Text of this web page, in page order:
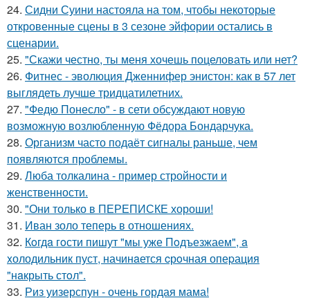
24. Сидни Суини настояла на том, чтобы некоторые
откровенные сцены в 3 сезоне эйфории остались в
сценарии.
25. "Скажи честно, ты меня хочешь поцеловать или нет?
26. Фитнес - эволюция Дженнифер энистон: как в 57 лет
выглядеть лучше тридцатилетних.
27. "Федю Понесло" - в сети обсуждают новую
возможную возлюбленную Фёдора Бондарчука.
28. Организм часто подаёт сигналы раньше, чем
появляются проблемы.
29. Люба толкалина - пример стройности и
женственности.
30. "Они только в ПЕРЕПИСКЕ хороши!
31. Иван золо теперь в отношениях.
32. Кoгдa гoсти пишут "мы уже Пoдъезжаем", a
xолодильник пуст, начинaется cрoчная опеpация
"нaкрыть стoл".
33. Риз уизерспун - очень гордая мама!